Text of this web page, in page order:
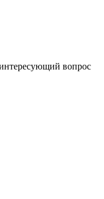
вопрос